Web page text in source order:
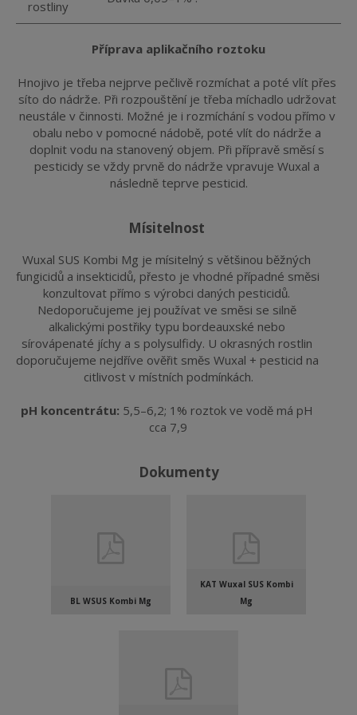
rostliny
Příprava aplikačního roztoku
Hnojivo je třeba nejprve pečlivě rozmíchat a poté vlít přes
síto do nádrže. Při rozpouštění je třeba míchadlo udržovat
neustále v činnosti. Možné je i rozmíchání s vodou přímo v
obalu nebo v pomocné nádobě, poté vlít do nádrže a
doplnit vodu na stanovený objem. Při přípravě směsí s
pesticidy se vždy prvně do nádrže vpravuje Wuxal a
následně teprve pesticid.
mísitelnost
Wuxal SUS Kombi Mg je mísitelný s většinou běžných
fungicidů a insekticidů, přesto je vhodné případné směsi
konzultovat přímo s výrobci daných pesticidů.
Nedoporučujeme jej používat ve směsi se silně
alkalickými postřiky typu bordeauxské nebo
sírovápenaté jíchy a s polysulfidy. U okrasných rostlin
doporučujeme nejdříve ověřit směs Wuxal + pesticid na
citlivost v místních podmínkách.
pH koncentrátu: 5,5–6,2; 1% roztok ve vodě má pH
cca 7,9
Dokumenty
BL WSUS Kombi Mg
KAT Wuxal SUS Kombi
Mg